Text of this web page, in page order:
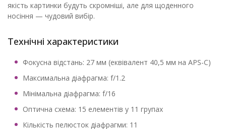
якість картинки будуть скромніші, але для щоденного
носіння — чудовий вибір.
Технічні характеристики
Фокусна відстань: 27 мм (еквівалент 40,5 мм на APS-C)
Максимальна діафрагма: f/1.2
Мінімальна діафрагма: f/16
Оптична схема: 15 елементів у 11 групах
Кількість пелюсток діафрагми: 11